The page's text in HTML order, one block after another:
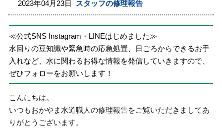
2023年04月23日 スタッフの修理報告
≪公式SNS Instagram・LINEはじめました≫
水回りの豆知識や緊急時の応急処置、日ごろからできるお手
入れなど、水に関わるお得な情報を発信していきますので、
ぜひフォローをお願いします！
こんにちは。
いつもおかやま水道職人の修理報告をご覧いただきましてあ
りがとうございます。